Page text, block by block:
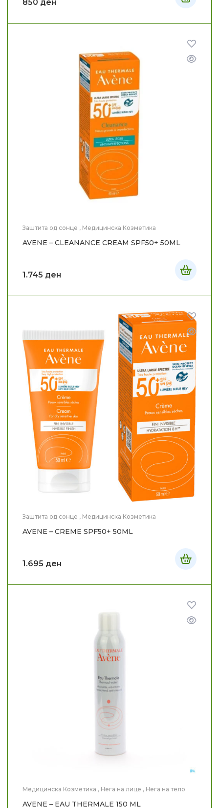
850 ден
Заштита од сонце , Медицинска Козметика
AVENE – CLEANANCE CREAM SPF50+ 50ML
1.745 ден
Заштита од сонце , Медицинска Козметика
AVENE – CREME SPF50+ 50ML
1.695 ден
Медицинска Козметика , Нега на лице , Нега на тело
AVENE – EAU THERMALE 150 ML